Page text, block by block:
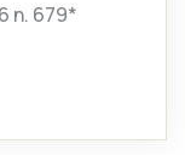
n. 679*